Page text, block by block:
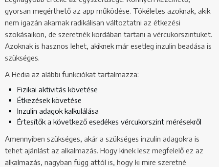
gyorsan megérthető az app működése. Tökéletes azoknak, akik
nem igazán akarnak radikálisan változtatni az étkezési
szokásaikon, de szeretnék kordában tartani a vércukorszintüket.
Azoknak is hasznos lehet, akiknek már esetleg inzulin beadása is
szükséges.
A Hedia az alábbi funkciókat tartalmazza:
Fizikai aktivitás követése
Étkezések követése
Inzulin adagok kalkulálása
Értesítők a következő esedékes vércukorszint mérésekről
Amennyiben szükséges, akár a szükséges inzulin adagokra is
tehet ajánlást az alkalmazás. Hogy kinek lesz megfelelő ez az
alkalmazás, nagyban függ attól is, hogy ki mire szeretné